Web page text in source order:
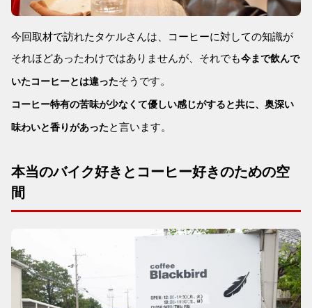
今回取材で訪れたタケルさんは、コーヒーに対しての知識が
それほどあったわけではありませんが、それでも今まで飲んで
いたコーヒーとは違ったそうです。
コーヒー特有の苦味が少なくて優しい感じがすると共に、奥深い
味わいと香りがあったと言います。
本当のバイク好きとコーヒー好きのための空
間